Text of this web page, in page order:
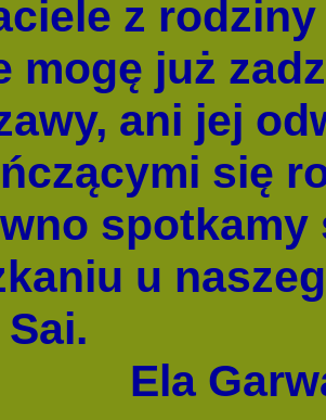
z rodziny
już
ani jej
się
u
Ela